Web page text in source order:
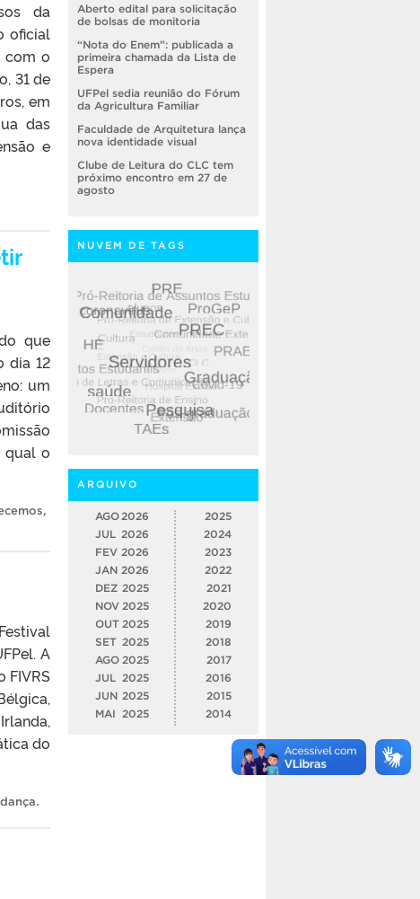
da
oficial
com o
31 de
em
das
e
que
dia 12
um
qual o
,
A
FIVRS
do
.
Aberto edital para solicitação
de bolsas de monitoria
“Nota do Enem”: publicada a
primeira chamada da Lista de
Espera
UFPel sedia reunião do Fórum
da Agricultura Familiar
Faculdade de Arquitetura lança
nova identidade visual
Clube de Leitura do CLC tem
próximo encontro em 27 de
agosto
NUVEM DE TAGS
ARQUIVO
AGO 2026
JUL 2026
FEV 2026
JAN 2026
DEZ 2025
NOV 2025
OUT 2025
SET 2025
AGO 2025
JUL
2025
JUN 2025
MAI
2025
2025
2024
2023
2022
2021
2020
2019
2018
2017
2016
2015
2014